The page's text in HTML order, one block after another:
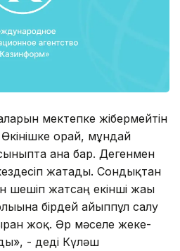
мектепке жібермейтін
Өкінішке орай, мұндай
ғана бар. Дегенмен
жатады. Сондықтан
шешіп жатсаң екінші жағы
бірдей айыппұл салу
жоқ. Әр мәселе жеке-
- деді Күләш